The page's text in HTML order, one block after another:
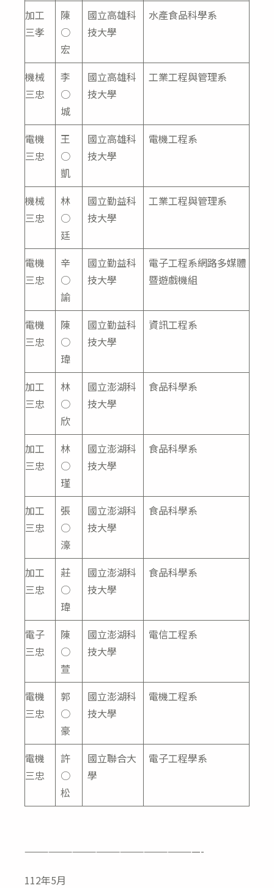
加工
三孝
陳
○
宏
國立高雄科
技大學
水產食品科學系
機械
三忠
李
○
城
國立高雄科
技大學
工業工程與管理系
電機
三忠
王
○
凱
國立高雄科
技大學
電機工程系
機械
三忠
林
○
廷
國立勤益科
技大學
工業工程與管理系
電機
三忠
辛
○
諭
國立勤益科
技大學
電子工程系網路多媒體
暨遊戲機組
電機
三忠
陳
○
瑋
國立勤益科
技大學
資訊工程系
加工
三忠
林
○
欣
國立澎湖科
技大學
食品科學系
加工
三忠
林
○
瑾
國立澎湖科
技大學
食品科學系
加工
三忠
張
○
濠
國立澎湖科
技大學
食品科學系
加工
三忠
莊
○
瑋
國立澎湖科
技大學
食品科學系
電子
三忠
陳
○
萱
國立澎湖科
技大學
電信工程系
電機
三忠
郭
○
豪
國立澎湖科
技大學
電機工程系
電機
三忠
許
○
松
國立聯合大
學
電子工程學系
——————————————————————-
112年5月